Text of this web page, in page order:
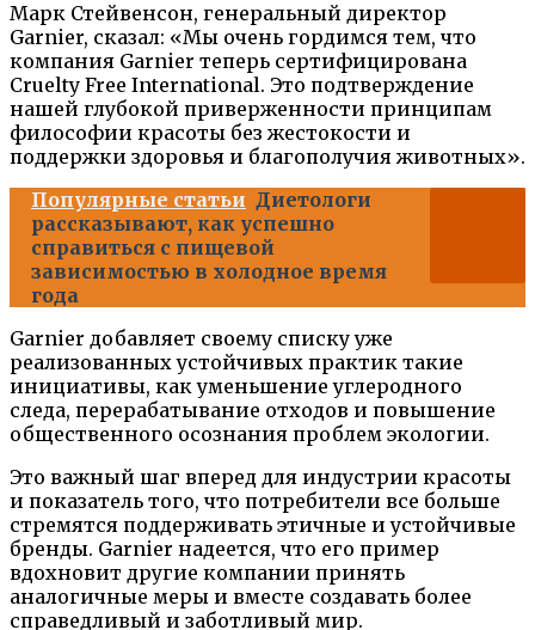
Марк Стейвенсон, генеральный директор
Garnier, сказал: «Мы очень гордимся тем, что
компания Garnier теперь сертифицирована
Cruelty Free International. Это подтверждение
нашей глубокой приверженности принципам
философии красоты без жестокости и
поддержки здоровья и благополучия животных».
Популярные статьи Диетологи
рассказывают, как успешно
справиться с пищевой
зависимостью в холодное время
года
Garnier добавляет своему списку уже
реализованных устойчивых практик такие
инициативы, как уменьшение углеродного
следа, перерабатывание отходов и повышение
общественного осознания проблем экологии.
Это важный шаг вперед для индустрии красоты
и показатель того, что потребители все больше
стремятся поддерживать этичные и устойчивые
бренды. Garnier надеется, что его пример
вдохновит другие компании принять
аналогичные меры и вместе создавать более
справедливый и заботливый мир.